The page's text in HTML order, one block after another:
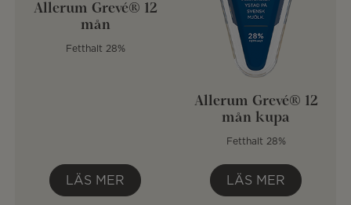
Allerum Grevé® 12
mån
Fetthalt 28%
LÄS MER
Allerum Grevé® 12
mån kupa
Fetthalt 28%
LÄS MER